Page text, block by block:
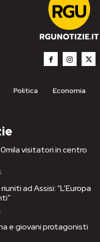
Politica Economia
visitatori in centro
ad Assisi: “L’Europa
e giovani protagonisti